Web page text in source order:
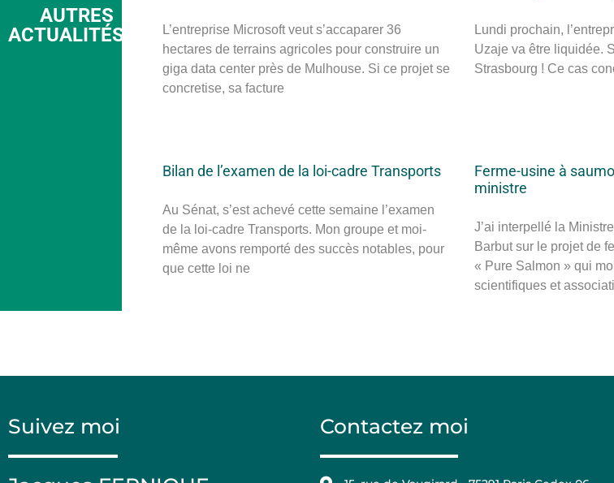
AUTRES
ACTUALITÉS
L’entreprise Microsoft veut s’accaparer 36
hectares de terrains agricoles pour construire un
giga data center près de Mulhouse. Si ce projet se
concretise, sa facture
Lundi prochain,
Uzaje va être liquidée.
Strasbourg ! Ce cas
Bilan de l’examen de la loi-cadre Transports
Au Sénat, s’est achevé cette semaine l’examen
de la loi-cadre Transports. Mon groupe et moi-
même avons remporté des succès notables, pour
que cette loi ne
Ferme-usine à
ministre
J’ai interpellé la
Barbut sur le projet de
« Pure Salmon » qui
scientifiques et
Suivez moi Contactez moi